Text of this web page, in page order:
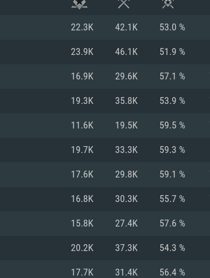
시스템 요구
MAC
권장 사양
권장 사양
권장 사양
22.3K 42.1K 53.0 %
23.9K 46.1K 51.9 %
16.9K 29.6K 57.1 %
19.3K 35.8K 53.9 %
11.6K 19.5K 59.5 %
19.7K 33.3K 59.3 %
17.6K 29.8K 59.1 %
16.8K 30.3K 55.7 %
15.8K 27.4K 57.6 %
20.2K 37.3K 54.3 %
17.7K 31.4K 56.4 %